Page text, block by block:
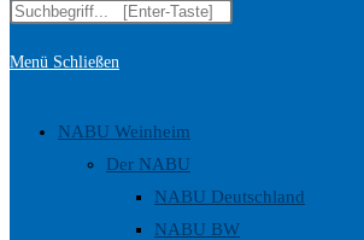
Suche
Diese
durchsuchen
Menü Schließen
NABU Weinheim
Der NABU
NABU Deutschland
NABU BW